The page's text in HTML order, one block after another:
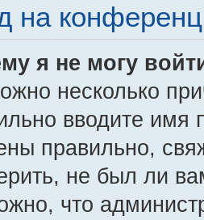
на
я не могу
несколько
вводите имя
правильно,
не был ли
что